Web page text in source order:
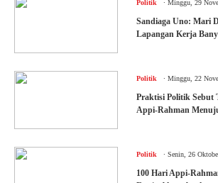
Politik Minggu, 29
Sandiaga Uno: Mari
Lapangan Kerja
Politik Minggu, 22
Praktisi Politik Sebut
Appi-Rahman
Politik Senin, 26
100 Hari Appi-